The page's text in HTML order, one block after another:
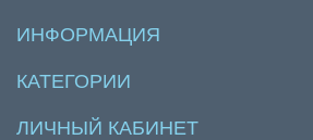
ИНФОРМАЦИЯ
КАТЕГОРИИ
ЛИЧНЫЙ КАБИНЕТ